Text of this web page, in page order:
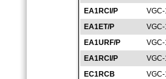
EA1RCI/P
EA1ET/P
EA1URF/P
EA1RCI/P
EC1RCB